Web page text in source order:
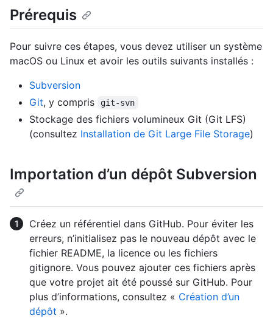
Prérequis
Pour suivre ces étapes, vous devez utiliser un système
macOS ou Linux et avoir les outils suivants installés :
Subversion
Git, y compris git-svn
Stockage des fichiers volumineux Git (Git LFS)
(consultez Installation de Git Large File Storage)
Importation d’un dépôt Subversion
Créez un référentiel dans GitHub. Pour éviter les
erreurs, n’initialisez pas le nouveau dépôt avec le
fichier README, la licence ou les fichiers
gitignore. Vous pouvez ajouter ces fichiers après
que votre projet ait été poussé sur GitHub. Pour
plus d’informations, consultez « Création d’un
dépôt ».